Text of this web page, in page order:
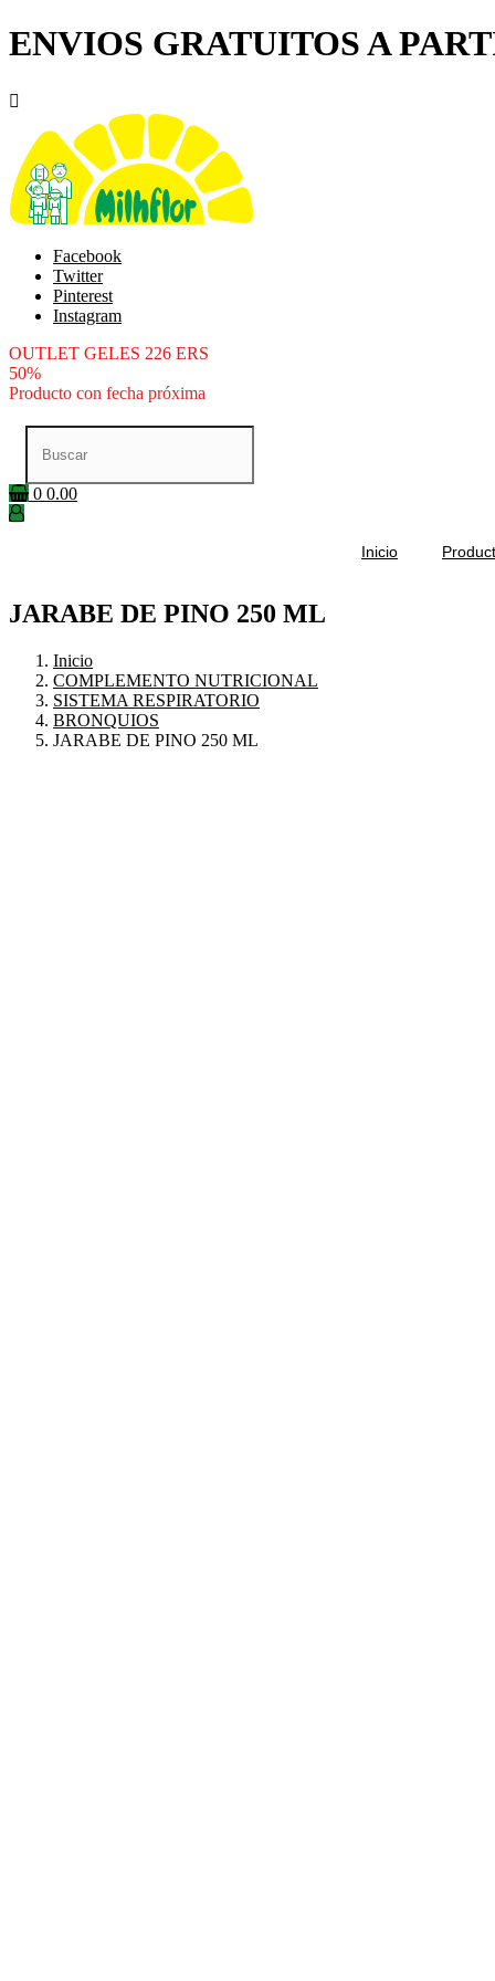
ENVIOS GRATUITOS A

Facebook
Twitter
Pinterest
Instagram
OUTLET GELES 226 ERS
50%
Producto con fecha próxima
0 0.00
Inicio
JARABE DE PINO 250 ML
Inicio
COMPLEMENTO NUTRICIONAL
SISTEMA RESPIRATORIO
BRONQUIOS
JARABE DE PINO 250 ML